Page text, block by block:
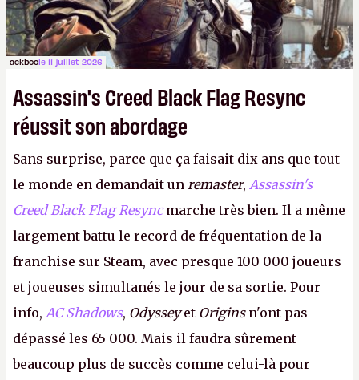
ackboole 11 juillet 2026
Assassin's Creed Black Flag Resync
réussit son abordage
Sans surprise, parce que ça faisait dix ans que tout
le monde en demandait un remaster, Assassin's
Creed Black Flag Resyncmarche très bien. Il a même
largement battu le record de fréquentation de la
franchise sur Steam, avec presque 100 000 joueurs
et joueuses simultanés le jour de sa sortie. Pour
info, AC Shadows, Odysseyet Originsn'ont pas
dépassé les 65 000. Mais il faudra sûrement
beaucoup plus de succès comme celui-là pour